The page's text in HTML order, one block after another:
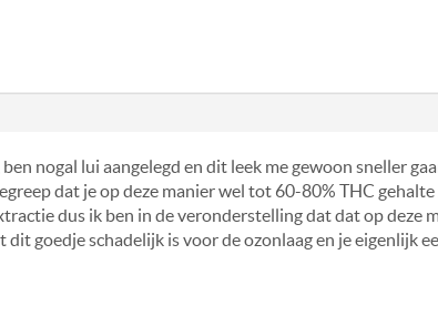
nogal lui aangelegd en dit leek me gewoon sneller
dat je op deze manier wel tot 60-80% THC
dus ik ben in de veronderstelling dat dat op deze
goedje schadelijk is voor de ozonlaag en je eigenlijk